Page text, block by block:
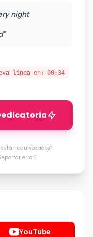
night
línea en: 00:34
están equivocados?
error?
YouTube